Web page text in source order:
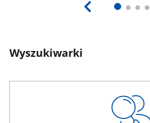
Wyszukiwarki